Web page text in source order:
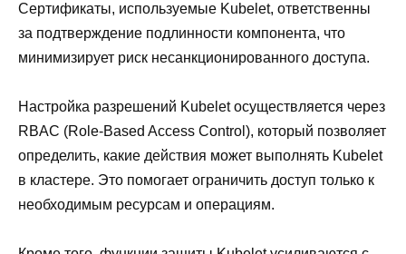
Сертификаты, используемые Kubelet, ответственны
за подтверждение подлинности компонента, что
минимизирует риск несанкционированного доступа.
Настройка разрешений Kubelet осуществляется через
RBAC (Role-Based Access Control), который позволяет
определить, какие действия может выполнять Kubelet
в кластере. Это помогает ограничить доступ только к
необходимым ресурсам и операциям.